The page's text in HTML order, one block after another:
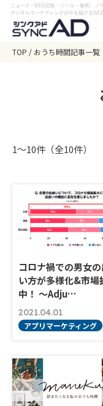
ニュース・WEB広告・ツール・事例・ノ
デジタルマーケティングの今を届ける
TOP おうち時間記事一覧
1〜10件（全10件）
コロナ禍での男女
い方が多様化&市場
中！ ～Adju…
2021.04.01
アプリマーケティング